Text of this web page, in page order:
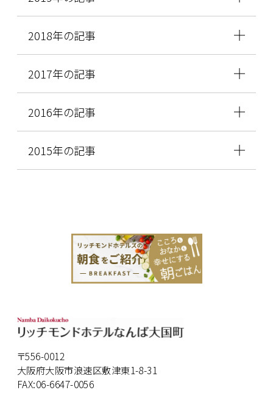
2018年の記事
2017年の記事
2016年の記事
2015年の記事
〒556-0012
大阪府大阪市浪速区敷津東1-8-31
FAX:06-6647-0056